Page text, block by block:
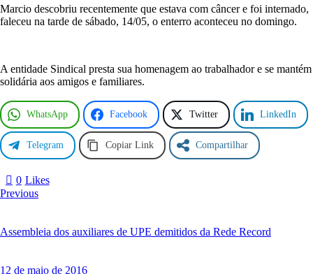
e
c
n
t
d
e
M
a
r
o
r
l
Marcio descobriu recentemente que estava com câncer e foi internado,
faleceu na tarde de sábado, 14/05, o enterro aconteceu no domingo.
A entidade Sindical presta sua homenagem ao trabalhador e se mantém
solidária aos amigos e familiares.
WhatsApp Facebook Twitter LinkedIn
Telegram Copiar Link Compartilhar
0 Likes
Navegação
Previous
Assembleia dos auxiliares de UPE demitidos da Rede Record
12 de maio de 2016